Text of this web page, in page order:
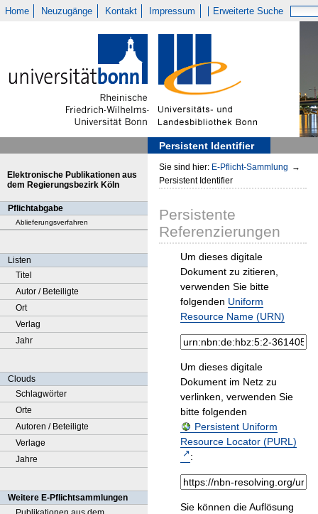
Home Neuzugänge Kontakt Impressum Erweiterte Suche
Persistent Identifier
Elektronische Publikationen aus
dem Regierungsbezirk Köln
Pflichtabgabe
Ablieferungsverfahren
Listen
Titel
Autor / Beteiligte
Ort
Verlag
Jahr
Clouds
Schlagwörter
Orte
Autoren / Beteiligte
Verlage
Jahre
Weitere E-Pflichtsammlungen
Sie sind hier: E-Pflicht-Sammlung →
Persistent Identifier
Persistente
Referenzierungen
Um dieses digitale
Dokument zu zitieren,
verwenden Sie bitte
folgenden Uniform
Resource Name (URN)
Um dieses digitale
Dokument im Netz zu
verlinken, verwenden Sie
bitte folgenden
Persistent Uniform
Resource Locator (PURL)
:
Sie können die Auflösung